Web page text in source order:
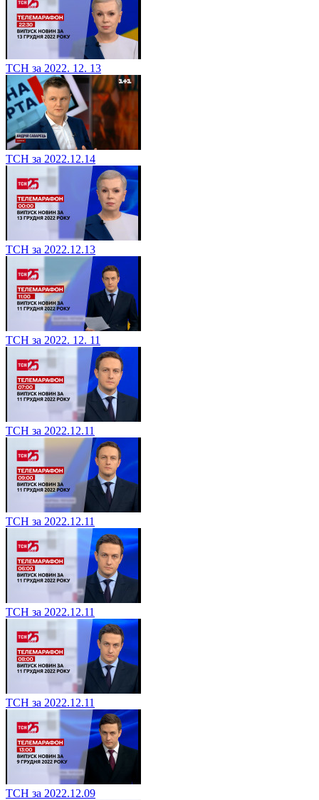
ТСН за 2022. 12. 13
ТСН за 2022.12.14
ТСН за 2022.12.13
ТСН за 2022. 12. 11
ТСН за 2022.12.11
ТСН за 2022.12.11
ТСН за 2022.12.11
ТСН за 2022.12.11
ТСН за 2022.12.09